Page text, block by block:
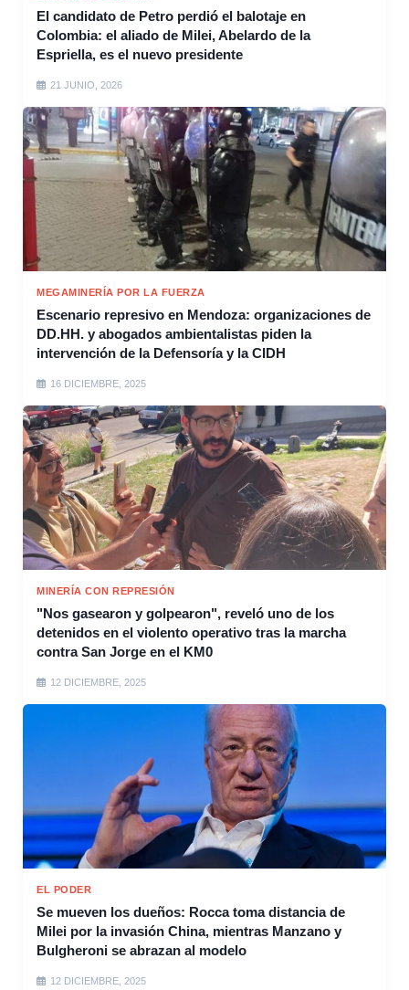
El candidato de Petro perdió el balotaje en
Colombia: el aliado de Milei, Abelardo de la
Espriella, es el nuevo presidente
21 JUNIO, 2026
MEGAMINERÍA POR LA FUERZA
Escenario represivo en Mendoza: organizaciones de
DD.HH. y abogados ambientalistas piden la
intervención de la Defensoría y la CIDH
16 DICIEMBRE, 2025
MINERÍA CON REPRESIÓN
"Nos gasearon y golpearon", reveló uno de los
detenidos en el violento operativo tras la marcha
contra San Jorge en el KM0
12 DICIEMBRE, 2025
EL PODER
Se mueven los dueños: Rocca toma distancia de
Milei por la invasión China, mientras Manzano y
Bulgheroni se abrazan al modelo
12 DICIEMBRE, 2025